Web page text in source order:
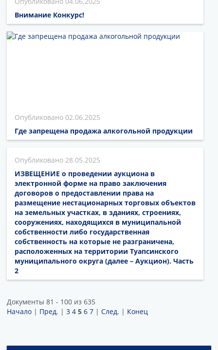
Внимание Конкурс!
02.06.2025
Где запрещена продажа алкогольной продукции
28.05.2025
ИЗВЕЩЕНИЕ о проведении аукциона в
электронной форме на право заключения
договоров о предоставлении права на
размещение нестационарных торговых объектов
на земельных участках, в зданиях, строениях,
сооружениях, находящихся в муниципальной
собственности либо государственная
собственность на которые не разграничена,
расположенных на территории Туапсинского
муниципального округа (далее – Аукцион). Часть
2
Документы 81 - 100 из 635
Начало | Пред. | 3 4 5 6 7 | След. | Конец